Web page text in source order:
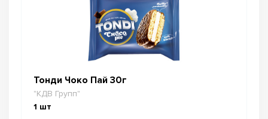
Тонди Чоко Пай 30г
"КДВ Групп"
1 шт